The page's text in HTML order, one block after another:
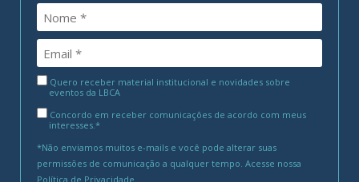
Quero receber material institucional e novidades sobre
eventos da LBCA
Concordo em receber comunicações de acordo com meus
interesses.*
*Não enviamos muitos e-mails e você pode alterar suas
permissões de comunicação a qualquer tempo. Acesse nossa
Política de Privacidade